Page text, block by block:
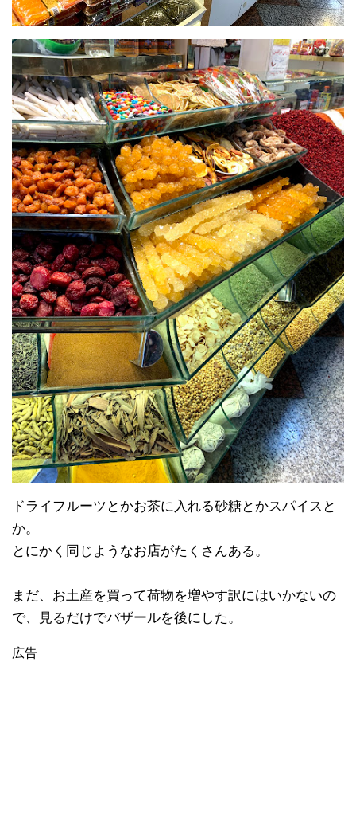
ドライフルーツとかお茶に入れる砂糖とかスパイスと
か。
とにかく同じようなお店がたくさんある。
まだ、お土産を買って荷物を増やす訳にはいかないの
で、見るだけでバザールを後にした。
広告